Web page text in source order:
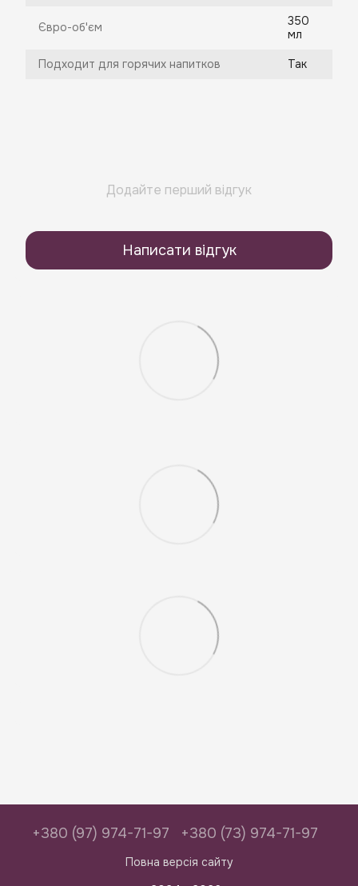
Євро-об'єм
350
мл
Подходит для горячих напитков Так
Додайте перший відгук
Написати відгук
+380 (97) 974-71-97 +380 (73) 974-71-97
Повна версія сайту